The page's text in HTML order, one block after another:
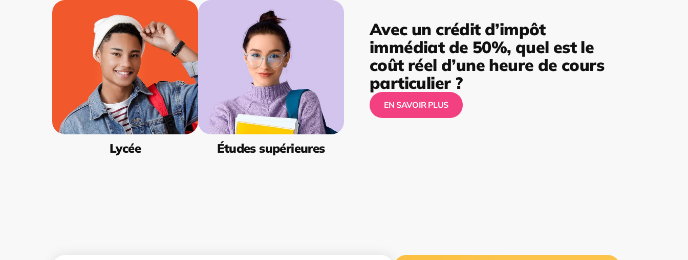
Lycée Études supérieures
Avec un crédit d’impôt
immédiat de 50%, quel est le
coût réel d’une heure de cours
particulier ?
EN SAVOIR PLUS